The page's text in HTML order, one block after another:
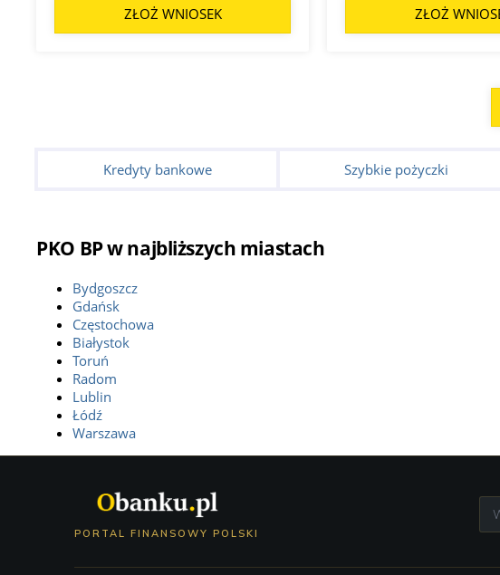
ZŁOŻ WNIOSEK ZŁOŻ
Kredyty bankowe Szybkie pożyczki
PKO BP w najbliższych miastach
Bydgoszcz
Gdańsk
Częstochowa
Białystok
Toruń
Radom
Lublin
Łódź
Warszawa
PORTAL FINANSOWY POLSKI